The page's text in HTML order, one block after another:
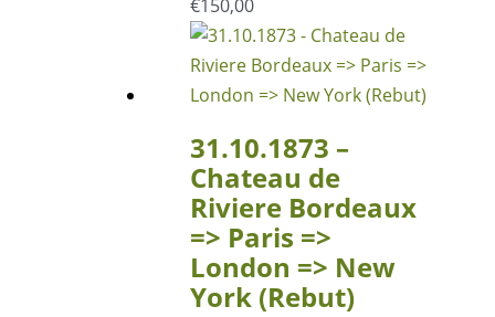
€150,00
31.10.1873 –
Chateau de
Riviere Bordeaux
=> Paris =>
London => New
York (Rebut)